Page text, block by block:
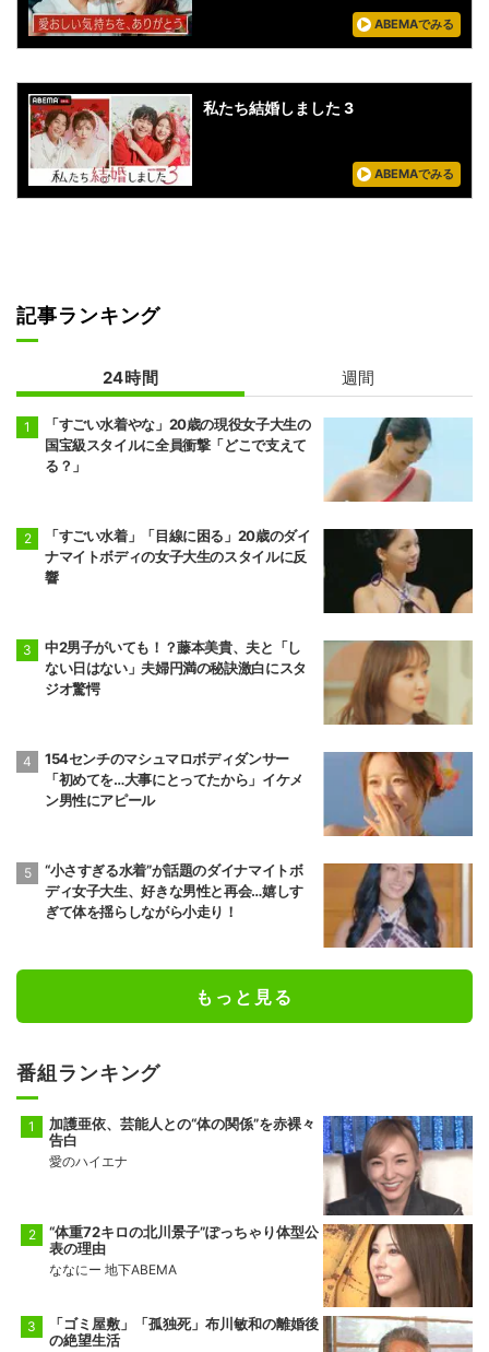
ABEMAでみる
私たち結婚しました 3
ABEMAでみる
記事ランキング
24時間 週間
「すごい水着やな」20歳の現役女子大生の
国宝級スタイルに全員衝撃「どこで支えて
る？」
「すごい水着」「目線に困る」20歳のダイ
ナマイトボディの女子大生のスタイルに反
響
中2男子がいても！？藤本美貴、夫と「し
ない日はない」夫婦円満の秘訣激白にスタ
ジオ驚愕
154センチのマシュマロボディダンサー
「初めてを…大事にとってたから」イケメ
ン男性にアピール
“小さすぎる水着”が話題のダイナマイトボ
ディ女子大生、好きな男性と再会…嬉しす
ぎて体を揺らしながら小走り！
もっと見る
番組ランキング
加護亜依、芸能人との“体の関係”を赤裸々
告白
愛のハイエナ
“体重72キロの北川景子”ぽっちゃり体型公
表の理由
ななにー 地下ABEMA
「ゴミ屋敷」「孤独死」布川敏和の離婚後
の絶望生活